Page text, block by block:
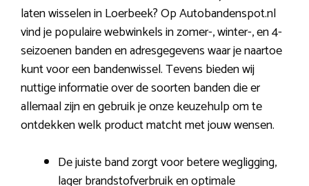
laten wisselen in Loerbeek? Op Autobandenspot.nl
vind je populaire webwinkels in zomer-, winter-, en 4-
seizoenen banden en adresgegevens waar je naartoe
kunt voor een bandenwissel. Tevens bieden wij
nuttige informatie over de soorten banden die er
allemaal zijn en gebruik je onze keuzehulp om te
ontdekken welk product matcht met jouw wensen.
De juiste band zorgt voor betere wegligging,
lager brandstofverbruik en optimale